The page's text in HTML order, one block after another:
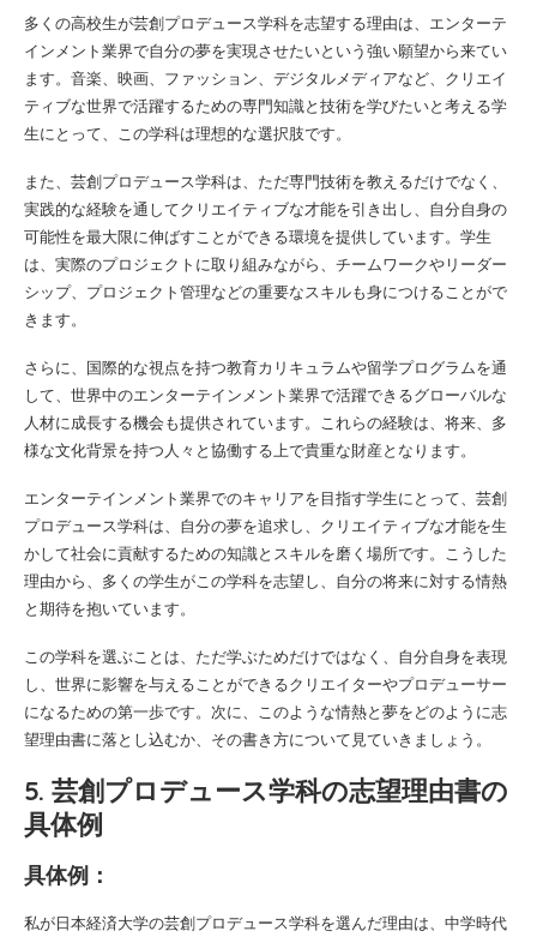
多くの高校生が芸創プロデュース学科を志望する理由は、エンターテ
インメント業界で自分の夢を実現させたいという強い願望から来てい
ます。音楽、映画、ファッション、デジタルメディアなど、クリエイ
ティブな世界で活躍するための専門知識と技術を学びたいと考える学
生にとって、この学科は理想的な選択肢です。
また、芸創プロデュース学科は、ただ専門技術を教えるだけでなく、
実践的な経験を通してクリエイティブな才能を引き出し、自分自身の
可能性を最大限に伸ばすことができる環境を提供しています。学生
は、実際のプロジェクトに取り組みながら、チームワークやリーダー
シップ、プロジェクト管理などの重要なスキルも身につけることがで
きます。
さらに、国際的な視点を持つ教育カリキュラムや留学プログラムを通
して、世界中のエンターテインメント業界で活躍できるグローバルな
人材に成長する機会も提供されています。これらの経験は、将来、多
様な文化背景を持つ人々と協働する上で貴重な財産となります。
エンターテインメント業界でのキャリアを目指す学生にとって、芸創
プロデュース学科は、自分の夢を追求し、クリエイティブな才能を生
かして社会に貢献するための知識とスキルを磨く場所です。こうした
理由から、多くの学生がこの学科を志望し、自分の将来に対する情熱
と期待を抱いています。
この学科を選ぶことは、ただ学ぶためだけではなく、自分自身を表現
し、世界に影響を与えることができるクリエイターやプロデューサー
になるための第一歩です。次に、このような情熱と夢をどのように志
望理由書に落とし込むか、その書き方について見ていきましょう。
5. 芸創プロデュース学科の志望理由書の
具体例
具体例：
私が日本経済大学の芸創プロデュース学科を選んだ理由は、中学時代